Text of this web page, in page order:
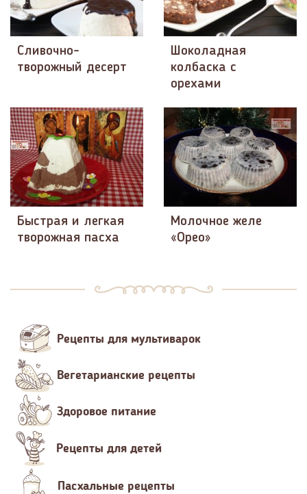
Сливочно-
творожный десерт
Шоколадная
колбаска с
орехами
Быстрая и легкая
творожная пасха
Молочное желе
«Орео»
Рецепты для мультиварок
Вегетарианские рецепты
Здоровое питание
Рецепты для детей
Пасхальные рецепты